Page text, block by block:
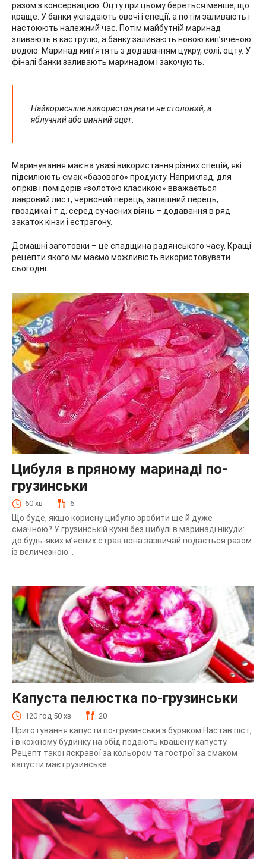
разом з консервацією. Оцту при цьому береться менше, що
краще. У банки укладають овочі і спеції, а потім заливають і
настоюють належний час. Потім майбутній маринад
зливають в каструлю, а банку заливають новою кип’яченою
водою. Маринад кип’ятять з додаванням цукру, солі, оцту. У
фіналі банки заливають маринадом і закочують.
Найкорисніше використовувати не столовий, а
яблучний або винний оцет.
Маринування має на увазі використання різних спецій, які
підсилюють смак «базового» продукту. Наприклад, для
огірків і помідорів «золотою класикою» вважається
лавровий лист, червоний перець, запашний перець,
гвоздика і т.д. серед сучасних віянь – додавання в ряд
закаток кінзи і естрагону.
Домашні заготовки – це спадщина радянського часу, Кращі
рецепти якого ми маємо можливість використовувати
сьогодні.
Цибуля в пряному маринаді по-
грузинськи
60 хв 6
Що буде, якщо корисну цибулю зробити ще й дуже
смачною? У грузинській кухні без цибулі в маринаді нікуди:
до будь-яких м’ясних страв вона зазвичай подається разом
із величезною...
Капуста пелюстка по-грузинськи
120 год 50 хв 20
Приготування капусти по-грузинськи з буряком Настав піст,
і в кожному будинку на обід подають квашену капусту.
Рецепт такої яскравої за кольором та гострої за смаком
капусти має грузинське...